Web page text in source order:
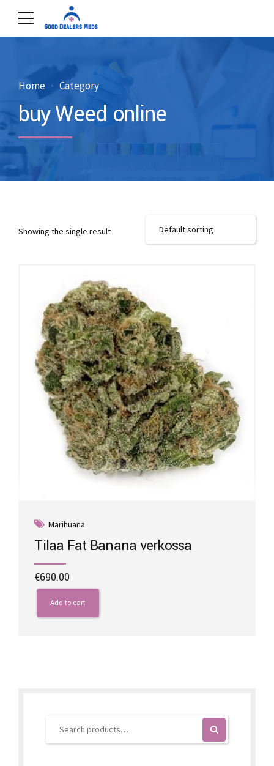
Home Category
buy Weed online
Showing the single result
Marihuana
Tilaa Fat Banana verkossa
€690.00
Add to cart